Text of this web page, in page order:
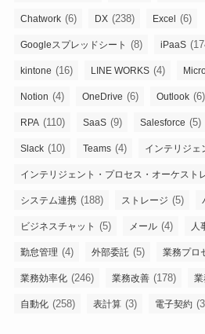
Chatwork (6) DX (238) Excel (6)
Googleスプレッドシート (8) iPaaS
kintone (16) LINE WORKS (4)
Notion (4) OneDrive (6) Outlook (6)
RPA (110) SaaS (9) Salesforce (5)
Slack (10) Teams (4) インテリジェ
インテリジェント・プロセス・オーケスト
システム連携 (188) ストレージ (5)
ビジネスチャット (5) メール (4) 人
勤怠管理 (4) 外部委託 (5) 業務プロ
業務効率化 (246) 業務改善 (178)
自動化 (258) 表計算 (3) 電子契約